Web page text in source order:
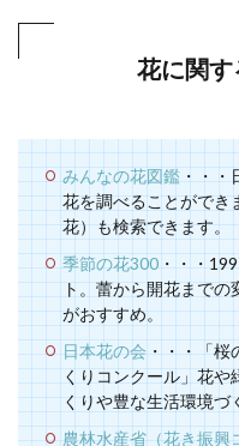
花に関す
みんなの花図鑑 ・・
花を調べることができ
花）も検索できます。
季節の花300・・・
ト。蕾から開花までの
がおすすめ。
日本花の会・・・「桜
くりコンクール」花や
くりや豊な生活環境づ
農林水産省（花き振興